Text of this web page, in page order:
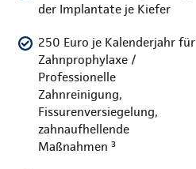
der Implantate je Kiefer
250 Euro je Kalenderjahr für
Zahnprophylaxe /
Professionelle
Zahnreinigung,
Fissurenversiegelung,
zahnaufhellende
Maßnahmen ³